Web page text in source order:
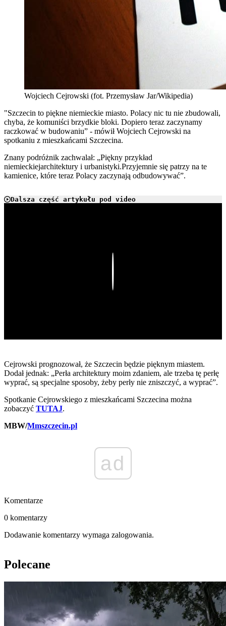
Wojciech Cejrowski (fot. Przemysław Jar/Wikipedia)
"Szczecin to piękne niemieckie miasto. Polacy nic tu nie zbudowali,
chyba, że komuniści brzydkie bloki. Dopiero teraz zaczynamy
raczkować w budowaniu” - mówił Wojciech Cejrowski na
spotkaniu z mieszkańcami Szczecina.
Znany podróżnik zachwalał: „Piękny przykład
niemieckiejarchitektury i urbanistyki.Przyjemnie się patrzy na te
kamienice, które teraz Polacy zaczynają odbudowywać”.
Dalsza część artykułu pod video
Cejrowski prognozował, że Szczecin będzie pięknym miastem.
Dodał jednak: „Perła architektury moim zdaniem, ale trzeba tę perłę
wyprać, są specjalne sposoby, żeby perły nie zniszczyć, a wyprać”.
Spotkanie Cejrowskiego z mieszkańcami Szczecina można
zobaczyć TUTAJ.
MBW/Mmszczecin.pl
ad
Komentarze
0 komentarzy
Dodawanie komentarzy wymaga zalogowania.
Polecane